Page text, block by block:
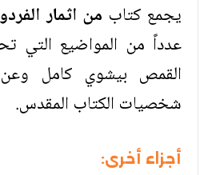
يجمع كتاب من اثمار
عدداً من المواضيع التي
القمص بيشوي كامل
شخصيات الكتاب المقدس.
أجزاء أخرى: